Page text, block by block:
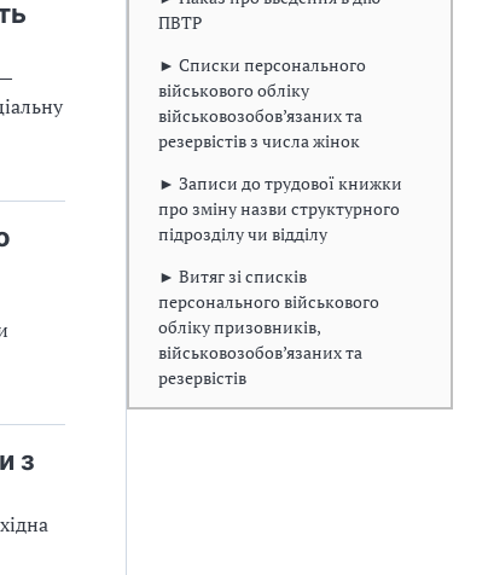
з
ПВТР
► Списки персонального
військового обліку
військовозобов’язаних та
резервістів з числа жінок
► Записи до трудової книжки
про зміну назви структурного
підрозділу чи відділу
► Витяг зі списків
персонального військового
обліку призовників,
військовозобов’язаних та
резервістів